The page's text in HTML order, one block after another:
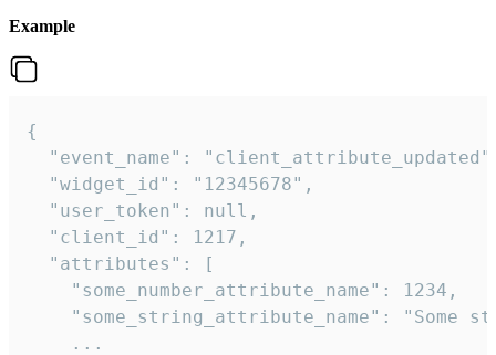
Example
{
"event_name":
  "widget_id": "12345678",
  "user_token": null,
  "client_id": 1217,
  "attributes": [
    "some_number_attribute_name": 1234,
"some_string_attribute_name": "Some
    ...